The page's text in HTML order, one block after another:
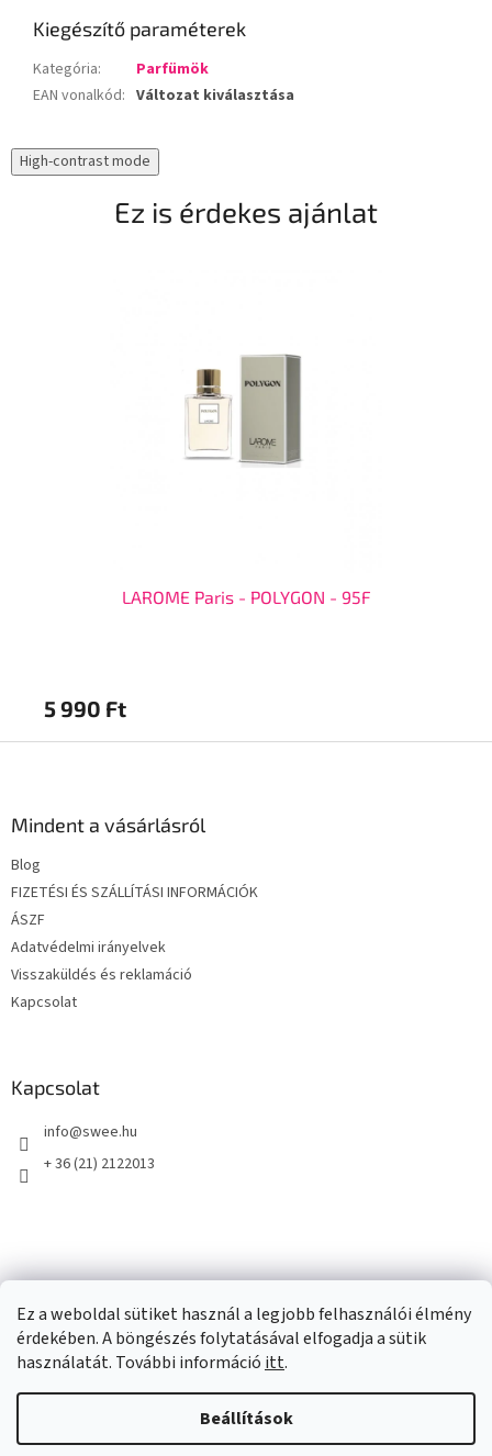
Ez a weboldal sütiket használ a legjobb felhasználói élmény
érdekében. A böngészés folytatásával elfogadja a sütik
használatát. További információ itt.
Beállítások
Kiegészítő paraméterek
Kategória:
Parfümök
EAN vonalkód: Változat kiválasztása
High-contrast mode
Ez is érdekes ajánlat
LAROME Paris - POLYGON - 95F
5 990 Ft
Mindent a vásárlásról
Blog
FIZETÉSI ÉS SZÁLLÍTÁSI INFORMÁCIÓK
ÁSZF
Adatvédelmi irányelvek
Visszaküldés és reklamáció
Kapcsolat
Kapcsolat
info@swee.hu
+ 36 (21) 2122013
Shoptet készítette